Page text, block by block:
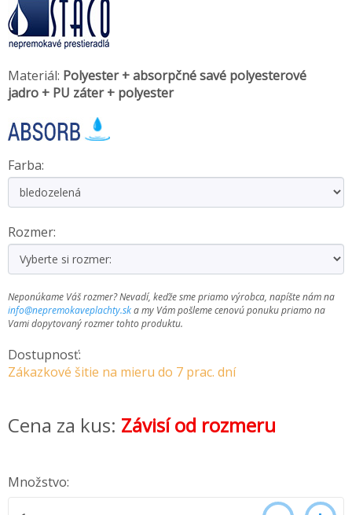
Materiál: Polyester + absorpčné savé polyesterové
jadro + PU záter + polyester
Farba:
Rozmer:
Neponúkame Váš rozmer? Nevadí, keďže sme priamo výrobca, napíšte nám na
info@nepremokaveplachty.ska my Vám pošleme cenovú ponuku priamo na
Vami dopytovaný rozmer tohto produktu.
Dostupnosť:
Zákazkové šitie na mieru do 7 prac. dní
Cena za kus: Závisí od rozmeru
Množstvo: